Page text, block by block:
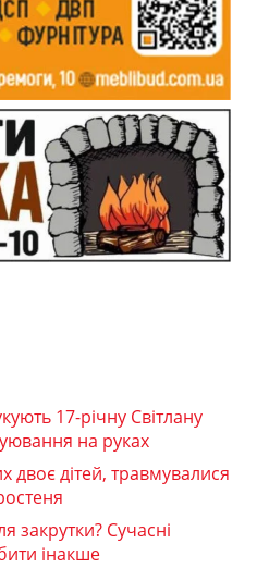
17-річну Світлану
на руках
дітей, травмувалися
закрутки? Сучасні
інакше